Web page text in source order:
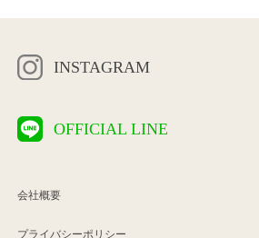
INSTAGRAM
OFFICIAL LINE
会社概要
プライバシーポリシー